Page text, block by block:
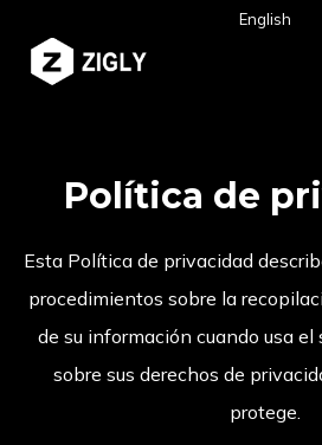
English
Política de
Esta Política de privacidad
procedimientos sobre la
de su información cuando usa
sobre sus derechos de
protege.